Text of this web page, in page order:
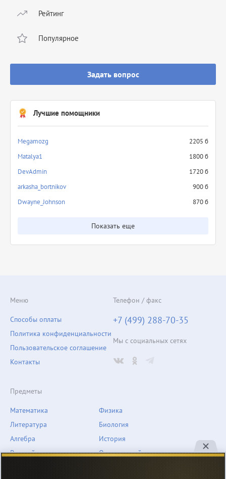
Рейтинг
Популярное
Задать вопрос
Лучшие помощники
Megamozg
2205 б
Matalya1
1800 б
DevAdmin
1720 б
arkasha_bortnikov
900 б
Dwayne_Johnson
870 б
Показать еще
Предметы
Математика
Литература
Алгебра
Русский язык
Физика
Биология
История
Окружающий мир
Меню
Способы оплаты
Политика конфиденциальности
Пользовательское соглашение
Контакты
Телефон / факс
+7 (499) 288-70-35
Мы с социальных сетях